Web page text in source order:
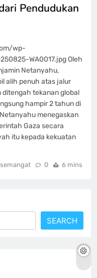
Pendudukan
wp-
WA0017.jpg Oleh
Netanyahu,
alih penuh atas jalur
ditengah tekanan global
hampir 2 tahun di
menegaskan
Gaza secara
itu kepada kekuatan
0 6 mins
SEARCH